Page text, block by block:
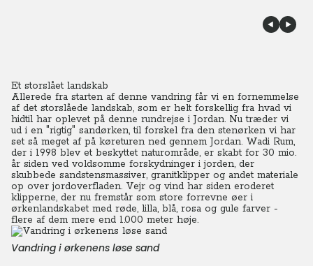
Et storslået landskab
Allerede fra starten af denne vandring får vi en fornemmelse
af det storslåede landskab, som er helt forskellig fra hvad vi
hidtil har oplevet på denne rundrejse i Jordan. Nu træder vi
ud i en "rigtig" sandørken, til forskel fra den stenørken vi har
set så meget af på køreturen ned gennem Jordan. Wadi Rum,
der i 1998 blev et beskyttet naturområde, er skabt for 30 mio.
år siden ved voldsomme forskydninger i jorden, der
skubbede sandstensmassiver, granitklipper og andet materiale
op over jordoverfladen. Vejr og vind har siden eroderet
klipperne, der nu fremstår som store forrevne øer i
ørkenlandskabet med røde, lilla, blå, rosa og gule farver -
flere af dem mere end 1.000 meter høje.
Vandring i ørkenens løse sand